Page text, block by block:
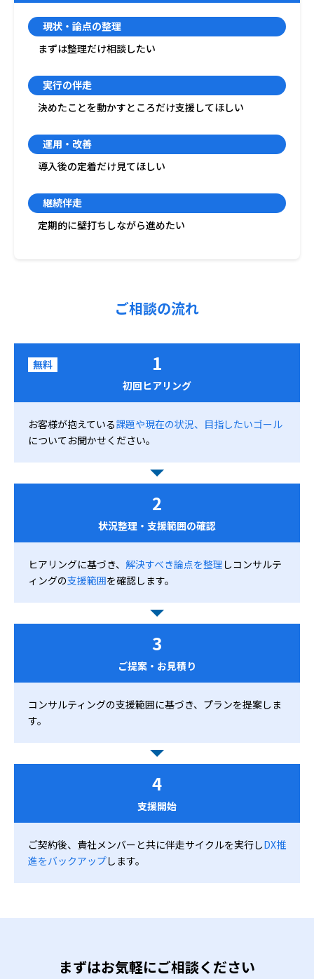
現状・論点の整理
まずは整理だけ相談したい
実行の伴走
決めたことを動かすところだけ支援してほしい
運用・改善
導入後の定着だけ見てほしい
継続伴走
定期的に壁打ちしながら進めたい
ご相談の流れ
無料 1
初回ヒアリング
お客様が抱えている課題や現在の状況、目指したいゴール
についてお聞かせください。
2
状況整理・支援範囲の確認
ヒアリングに基づき、 解決すべき論点を整理 しコンサルテ
ィングの支援範囲を確認します。
3
ご提案・お見積り
コンサルティングの支援範囲に基づき、プランを提案しま
す。
4
支援開始
ご契約後、貴社メンバーと共に伴走サイクルを実行しDX推
進をバックアップします。
まずはお気軽にご相談ください